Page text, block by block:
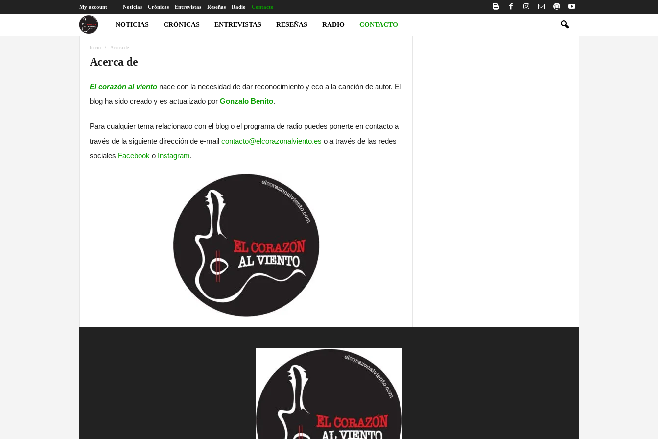
My account Noticias Crónicas Entrevistas Reseñas Radio Contacto
c
o
z
n
NOTICIAS CRÓNICAS ENTREVISTAS RESEÑAS RADIO CONTACTO
Inicio Acerca de
Acerca de
El corazón al viento nace con la necesidad de dar reconocimiento y eco a la canción de autor. El
blog ha sido creado y es actualizado por Gonzalo Benito.
Para cualquier tema relacionado con el blog o el programa de radio puedes ponerte en contacto a
través de la siguiente dirección de e-mail contacto@elcorazonalviento.es o a través de las redes
sociales Facebook o Instagram.